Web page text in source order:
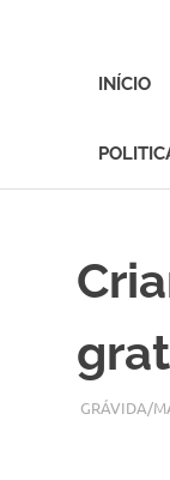
presente
INÍCIO
JANEIRO 15,
ADMIN
GRÁVIDA/